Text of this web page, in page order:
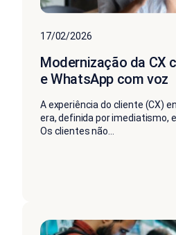
17/02/2026
Modernização da CX
e WhatsApp com voz
A experiência do cliente (CX)
era, definida por imediatismo,
Os clientes não...